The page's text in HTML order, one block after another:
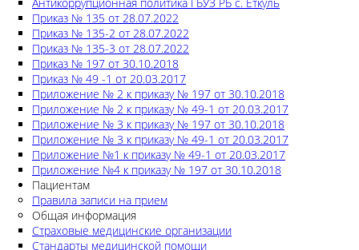
Приказ № 135 от 28.07.2022
Приказ № 135-2 от 28.07.2022
Приказ № 135-3 от 28.07.2022
Приказ № 197 от 30.10.2018
Приказ № 49 -1 от 20.03.2017
Приложение № 2 к приказу № 197 от 30.10.2018
Приложение № 2 к приказу № 49-1 от 20.03.2017
Приложение № 3 к приказу № 197 от 30.10.2018
Приложение № 3 к приказу № 49-1 от 20.03.2017
Приложение №1 к приказу № 49-1 от 20.03.2017
Приложение №4 к приказу № 197 от 30.10.2018
Пациентам
Правила записи на прием
Общая информация
Страховые медицинские организации
Стандарты медицинской помощи